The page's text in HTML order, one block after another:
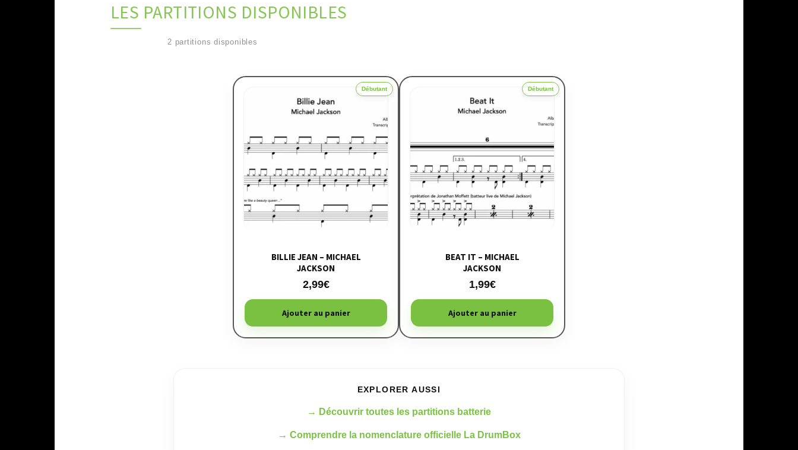
LES PARTITIONS DISPONIBLES
2 partitions disponibles
BILLIE JEAN – MICHAEL
JACKSON
2,99€
Ajouter au panier
BEAT IT – MICHAEL
JACKSON
1,99€
Ajouter au panier
EXPLORER AUSSI
→ Découvrir toutes les partitions batterie
→ Comprendre la nomenclature officielle La DrumBox